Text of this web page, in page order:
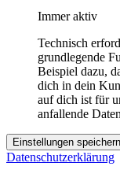
Immer aktiv
Technisch
grundlegende
Beispiel dazu,
dich in dein
auf dich ist für
anfallende
Einstellungen speichern
Datenschutzerklärung